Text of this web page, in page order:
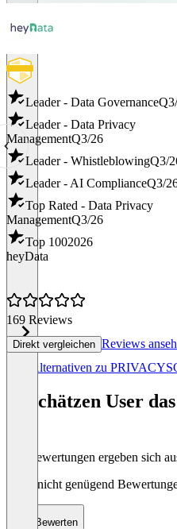
Leader - Data Governance
Leader - Data Privacy
ManagementQ3/26
Leader - WhistleblowingQ3/
Leader - AI ComplianceQ3/
Top Rated - Data Privacy
ManagementQ3/26
Top 1002026
heyData
169 Reviews
Direkt vergleichen Reviews
Alle Alternativen zu
So schätzen User
Die Bewertungen ergeben sich
Noch nicht genügend
Bewerten